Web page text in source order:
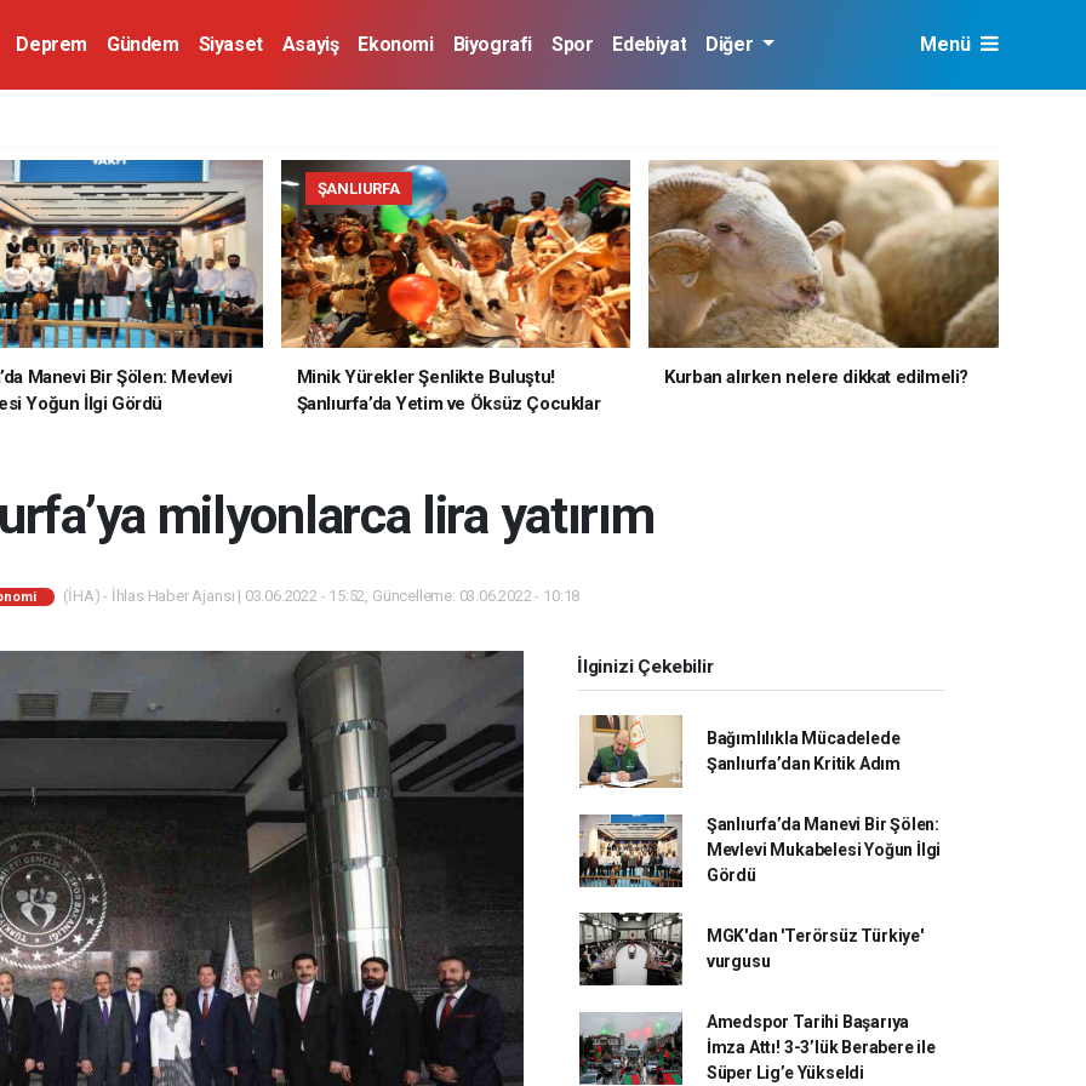
Deprem Gündem Siyaset Asayiş Ekonomi Biyografi Spor Edebiyat Diğer Menü
Manevi Bir Şölen: Mevlevi
Yoğun İlgi Gördü
ŞANLIURFA
Minik Yürekler Şenlikte Buluştu!
Şanlıurfa’da Yetim ve Öksüz Çocuklar
Kurban alırken nelere dikkat edilmeli?
milyonlarca lira yatırım
(İHA) - İhlas Haber Ajansı | 03.06.2022 - 15:52, Güncelleme: 03.06.2022 - 10:18
İlginizi Çekebilir
Bağımlılıkla Mücadelede
Şanlıurfa’dan Kritik Adım
Şanlıurfa’da Manevi Bir Şölen:
Mevlevi Mukabelesi Yoğun İlgi
Gördü
MGK'dan 'Terörsüz Türkiye'
vurgusu
Amedspor Tarihi Başarıya
İmza Attı! 3-3’lük Berabere ile
Süper Lig’e Yükseldi